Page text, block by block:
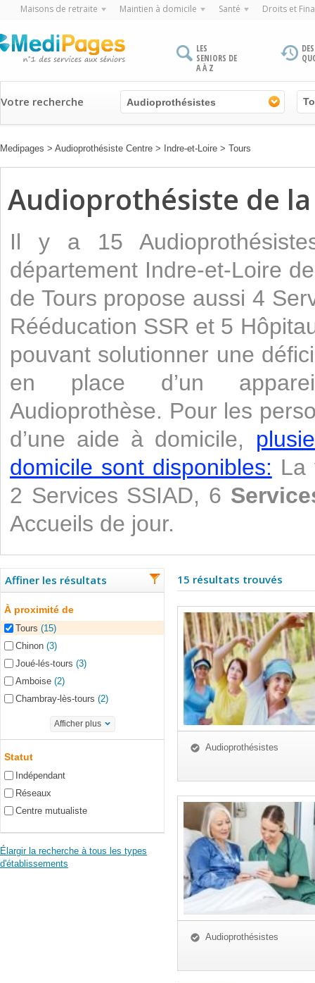
Maisons de retraite Maintien à domicile Santé Droits et
LES
SENIORS DE
A À Z
Votre recherche Audioprothésistes
Medipages > Audioprothésiste Centre > Indre-et-Loire > Tours
Audioprothésiste de
Il y a 15
département Indre-et-Loire
de Tours propose aussi 4
Rééducation SSR et 5
pouvant solutionner une
en place d’un
Audioprothèse. Pour les
d’une aide à domicile,
domicile sont disponibles: La
2 Services SSIAD, 6
Accueils de jour.
Affiner les résultats
À proximité de
Tours (15)
Chinon (3)
Joué-lés-tours (3)
Amboise (2)
Chambray-lès-tours (2)
Afficher plus
Statut
Indépendant
Réseaux
Centre mutualiste
Élargir la recherche à tous les types
d'établissements
15 résultats trouvés
Audioprothésistes
Audioprothésistes